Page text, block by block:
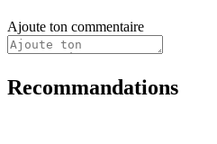
Ajoute ton commentaire
Recommandations